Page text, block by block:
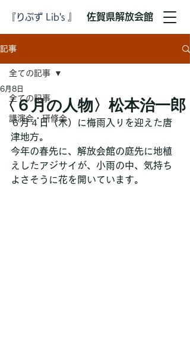
『りぶず Lib's 』 ​佐賀県解放会館
記事
全ての記事
講演会・研修会
全ての記事
〈６月の人物〉松本治一郎
6月8日
６月４日（木）に梅雨入りを迎えた唐
津地方。
今年の春先に、解放会館の庭先に地植
えしたアジサイが、小雨の中、気持ち
よさそうに花を開いています。